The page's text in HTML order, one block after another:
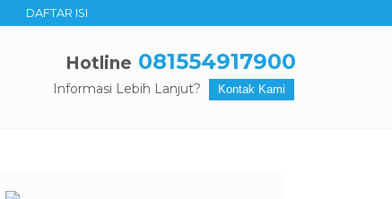
DAFTAR ISI
Hotline 081554917900
Informasi Lebih Lanjut? Kontak Kami